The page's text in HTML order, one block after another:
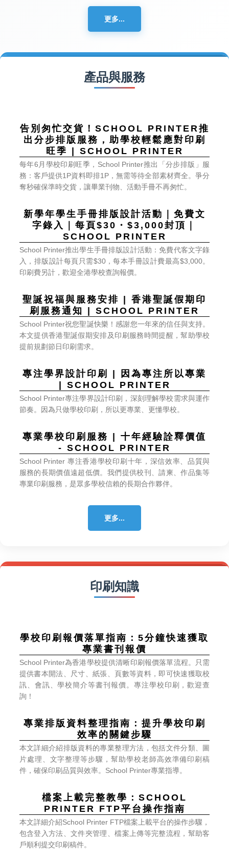
更多...
產品與服務
旺季 | SCHOOL PRINTER
奪秒確保準時交貨，讓畢業刊物、活動手冊不再匆忙。
SCHOOL PRINTER
印刷費另計，歡迎全港學校查詢報價。
刷服務通知 | SCHOOL PRINTER
提前規劃節日印刷需求。
| SCHOOL PRINTER
節奏。因為只做學校印刷，所以更專業、更懂學校。
- SCHOOL PRINTER
專業印刷服務，是眾多學校信賴的長期合作夥伴。
更多...
印刷知識
專業書刊報價
詢！
效率的關鍵步驟
件，確保印刷品質與效率。School Printer專業指導。
PRINTER FTP平台操作指南
戶順利提交印刷稿件。